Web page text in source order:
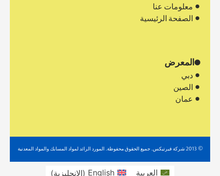
معلومات عنا
الصفحة الرئيسية
المعرض
دبي
الصين
عمان
© 2013 شركة فيرتيكس. جميع الحقوق محفوظة. المورد الرائد لمواد المسابك والمواد المعدنية
العربية English
(الإنجليزية)